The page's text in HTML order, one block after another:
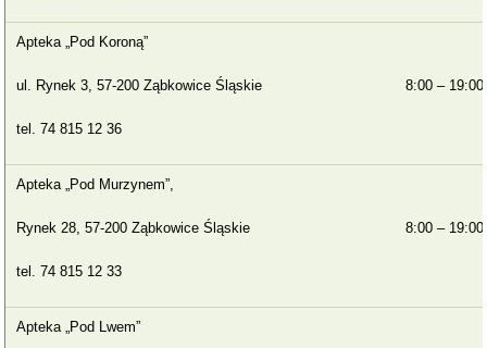
Apteka „Pod Koroną”
ul. Rynek 3, 57-200 Ząbkowice Śląskie
tel. 74 815 12 36
8:00 – 19:00
Apteka „Pod Murzynem”,
Rynek 28, 57-200 Ząbkowice Śląskie
tel. 74 815 12 33
8:00 – 19:00
Apteka „Pod Lwem”